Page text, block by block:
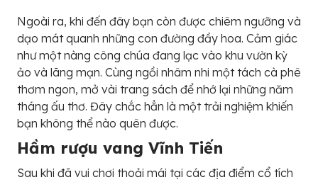
Ngoài ra, khi đến đây bạn còn được chiêm ngưỡng và
dạo mát quanh những con đường đầy hoa. Cảm giác
như một nàng công chúa đang lạc vào khu vườn kỳ
ảo và lãng mạn. Cùng ngồi nhâm nhi một tách cà phê
thơm ngon, mở vài trang sách để nhớ lại những năm
tháng ấu thơ. Đây chắc hẳn là một trải nghiệm khiến
bạn không thể nào quên được.
Hầm rượu vang Vĩnh Tiến
Sau khi đã vui chơi thoải mái tại các địa điểm cổ tích